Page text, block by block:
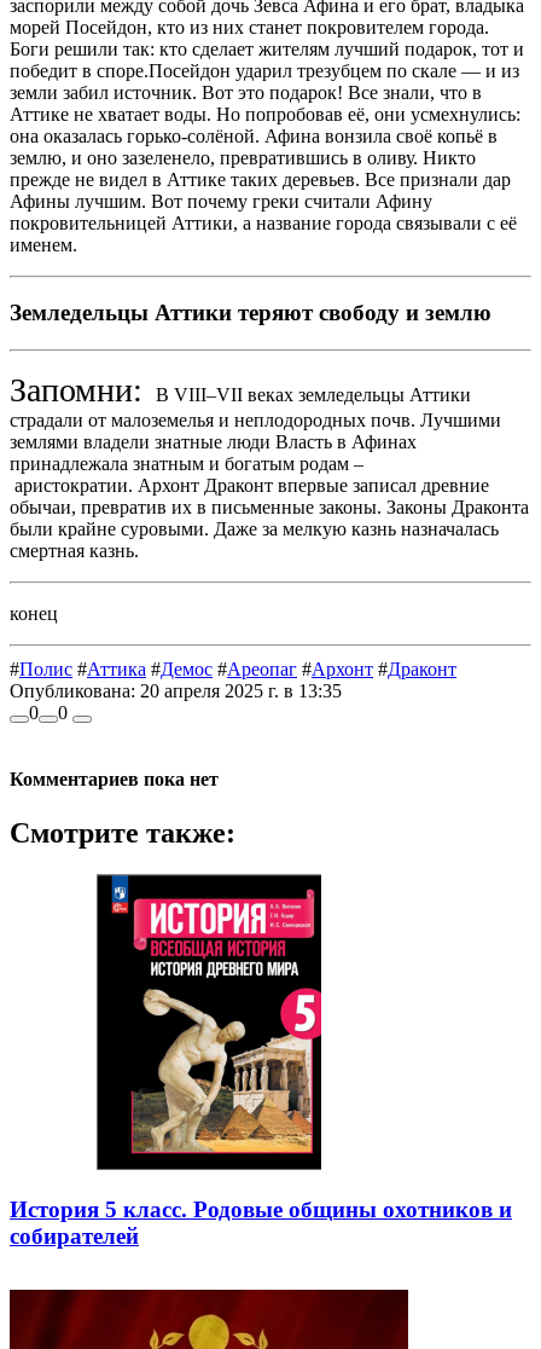
заспорили между собой дочь Зевса Афина и его брат, владыка
морей Посейдон, кто из них станет покровителем города.
Боги решили так: кто сделает жителям лучший подарок, тот и
победит в споре.Посейдон ударил трезубцем по скале — и из
земли забил источник. Вот это подарок! Все знали, что в
Аттике не хватает воды. Но попробовав её, они усмехнулись:
она оказалась горько-солёной. Афина вонзила своё копьё в
землю, и оно зазеленело, превратившись в оливу. Никто
прежде не видел в Аттике таких деревьев. Все признали дар
Афины лучшим. Вот почему греки считали Афину
покровительницей Аттики, а название города связывали с её
именем.
Земледельцы Аттики теряют свободу и землю
Запомни:
В VIII–VII веках земледельцы Аттики
страдали от малоземелья и неплодородных почв. Лучшими
землями владели знатные люди Власть в Афинах
принадлежала знатным и богатым родам –
аристократии. Архонт Драконт впервые записал древние
обычаи, превратив их в письменные законы. Законы Драконта
были крайне суровыми. Даже за мелкую казнь назначалась
смертная казнь.
конец
#Полис #Аттика #Демос #Ареопаг #Архонт #Драконт
Опубликована: 20 апреля 2025 г. в 13:35
0
0
Комментариев пока нет
Смотрите также:
История 5 класс. Родовые общины охотников и
собирателей